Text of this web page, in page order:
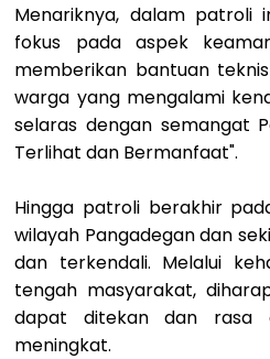
Menariknya, dalam patroli
fokus pada aspek
memberikan bantuan
warga yang mengalami
selaras dengan semangat
Terlihat dan Bermanfaat".
Hingga patroli berakhir
wilayah Pangadegan dan
dan terkendali. Melalui
tengah masyarakat,
dapat ditekan dan rasa
meningkat.